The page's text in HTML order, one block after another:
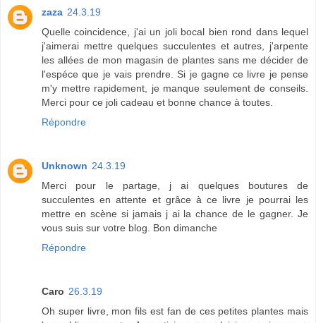
zaza 24.3.19
Quelle coincidence, j'ai un joli bocal bien rond dans lequel
j'aimerai mettre quelques succulentes et autres, j'arpente
les allées de mon magasin de plantes sans me décider de
l'espéce que je vais prendre. Si je gagne ce livre je pense
m'y mettre rapidement, je manque seulement de conseils.
Merci pour ce joli cadeau et bonne chance à toutes.
Répondre
Unknown 24.3.19
Merci pour le partage, j ai quelques boutures de
succulentes en attente et grâce à ce livre je pourrai les
mettre en scène si jamais j ai la chance de le gagner. Je
vous suis sur votre blog. Bon dimanche
Répondre
Caro 26.3.19
Oh super livre, mon fils est fan de ces petites plantes mais